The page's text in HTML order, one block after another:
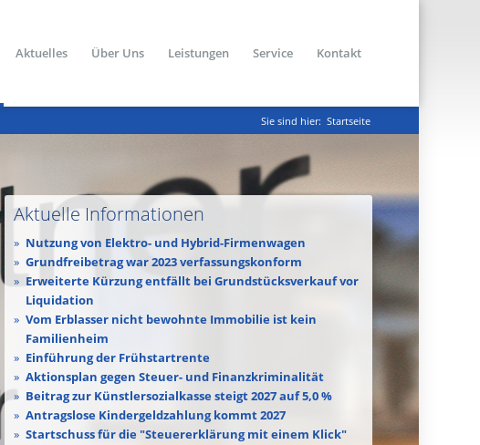
Aktuelles Über Uns Leistungen Service Kontakt
Sie sind hier: Startseite
Aktuelle Informationen
Nutzung von Elektro- und Hybrid-Firmenwagen
Grundfreibetrag war 2023 verfassungskonform
Erweiterte Kürzung entfällt bei Grundstücksverkauf vor
Liquidation
Vom Erblasser nicht bewohnte Immobilie ist kein
Familienheim
Einführung der Frühstartrente
Aktionsplan gegen Steuer- und Finanzkriminalität
Beitrag zur Künstlersozialkasse steigt 2027 auf 5,0 %
Antragslose Kindergeldzahlung kommt 2027
Startschuss für die "Steuererklärung mit einem Klick"